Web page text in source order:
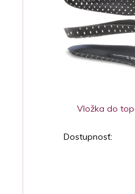
Vložka do
Dostupnosť: